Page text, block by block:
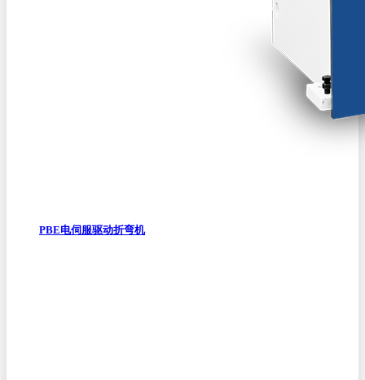
PBE电伺服驱动折弯机